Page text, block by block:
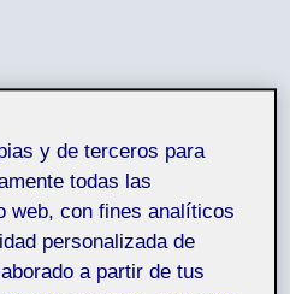
y de terceros para
todas las
web, con fines analíticos
personalizada de
a partir de tus